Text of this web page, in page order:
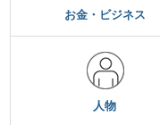
お金・ビジネス
人物